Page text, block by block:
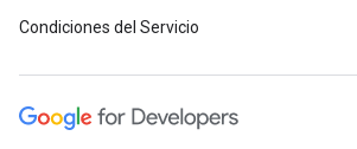
Condiciones del Servicio